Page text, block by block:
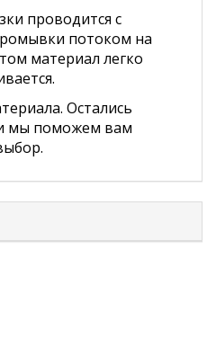
проводится с
потоком на
материал легко
Остались
мы поможем вам